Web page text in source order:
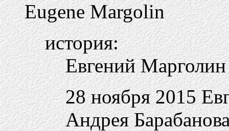
Eugene Margolin
история:
Евгений Марголин
28 ноября 2015
Андрея